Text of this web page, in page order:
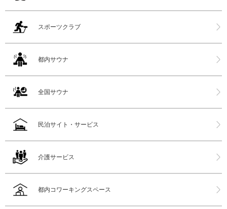
スポーツクラブ
都内サウナ
全国サウナ
民泊サイト・サービス
介護サービス
都内コワーキングスペース